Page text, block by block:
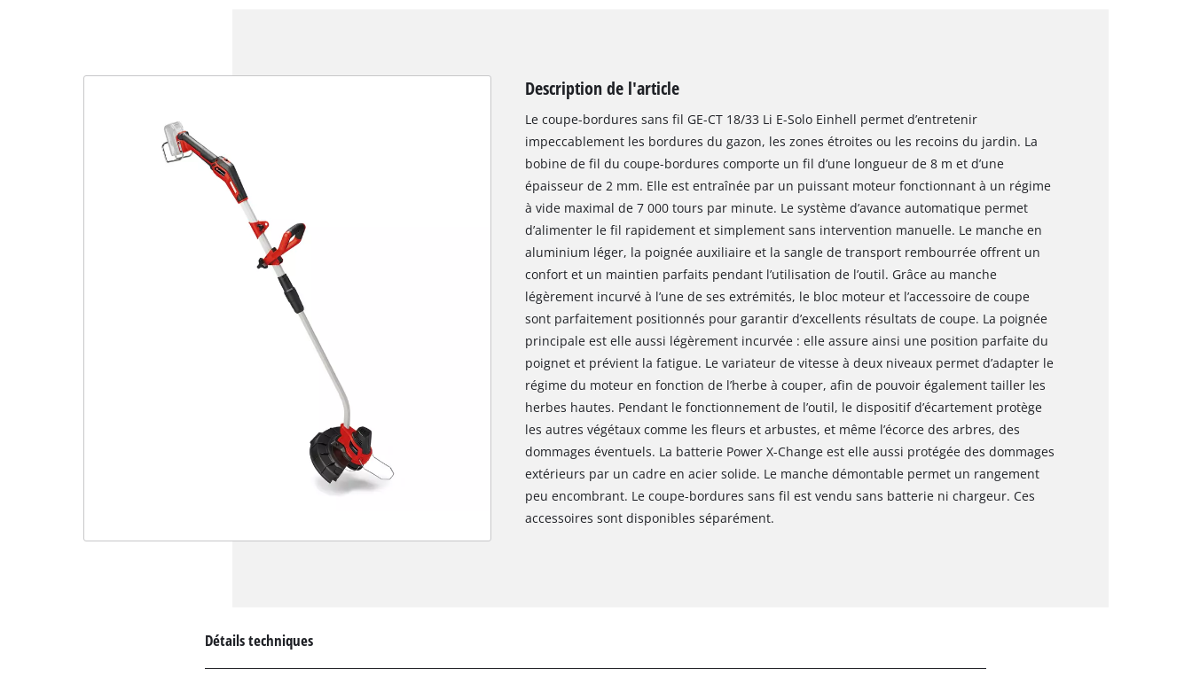
Description de l'article
Le coupe-bordures sans fil GE-CT 18/33 Li E-Solo Einhell permet d’entretenir
impeccablement les bordures du gazon, les zones étroites ou les recoins du jardin. La
bobine de fil du coupe-bordures comporte un fil d’une longueur de 8 m et d’une
épaisseur de 2 mm. Elle est entraînée par un puissant moteur fonctionnant à un régime
à vide maximal de 7 000 tours par minute. Le système d’avance automatique permet
d’alimenter le fil rapidement et simplement sans intervention manuelle. Le manche en
aluminium léger, la poignée auxiliaire et la sangle de transport rembourrée offrent un
confort et un maintien parfaits pendant l’utilisation de l’outil. Grâce au manche
légèrement incurvé à l’une de ses extrémités, le bloc moteur et l’accessoire de coupe
sont parfaitement positionnés pour garantir d’excellents résultats de coupe. La poignée
principale est elle aussi légèrement incurvée : elle assure ainsi une position parfaite du
poignet et prévient la fatigue. Le variateur de vitesse à deux niveaux permet d’adapter le
régime du moteur en fonction de l’herbe à couper, afin de pouvoir également tailler les
herbes hautes. Pendant le fonctionnement de l’outil, le dispositif d’écartement protège
les autres végétaux comme les fleurs et arbustes, et même l’écorce des arbres, des
dommages éventuels. La batterie Power X-Change est elle aussi protégée des dommages
extérieurs par un cadre en acier solide. Le manche démontable permet un rangement
peu encombrant. Le coupe-bordures sans fil est vendu sans batterie ni chargeur. Ces
accessoires sont disponibles séparément.
Détails techniques